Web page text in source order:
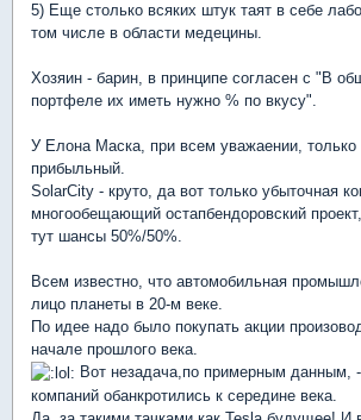
5) Еще столько всяких штук таят в себе
том числе в области медецины.
Хозяин - барин, в принципе согласен с "В
портфеле их иметь нужно % по вкусу".
У Елона Маска, при всем уважаении, только
прибыльный.
SolarCity - круто, да вот только убыточная
многообещающий остапбендоровский
тут шансы 50%/50%.
Всем известно, что автомобильная
лицо планеты в 20-м веке.
По идее надо было покупать акции
начале прошлого века.
Вот незадача,по примерным данным,
компаний обанкротились к середине века.